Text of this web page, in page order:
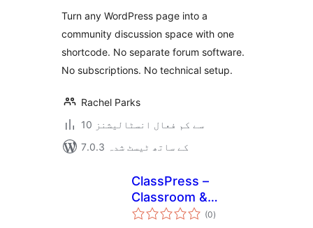
Turn any WordPress page into a
community discussion space with one
shortcode. No separate forum software.
No subscriptions. No technical setup.
Rachel Parks
10 سے کم فعال انسٹالیشنز
7.0.3 کے ساتھ ٹیسٹ شدہ
ClassPress –
Classroom &
School
(0مجموعی
درجہ
)